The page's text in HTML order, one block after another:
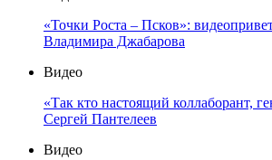
«Точки Роста – Псков»:
Владимира Джабарова
Видео
«Так кто настоящий коллаборант,
Сергей Пантелеев
Видео